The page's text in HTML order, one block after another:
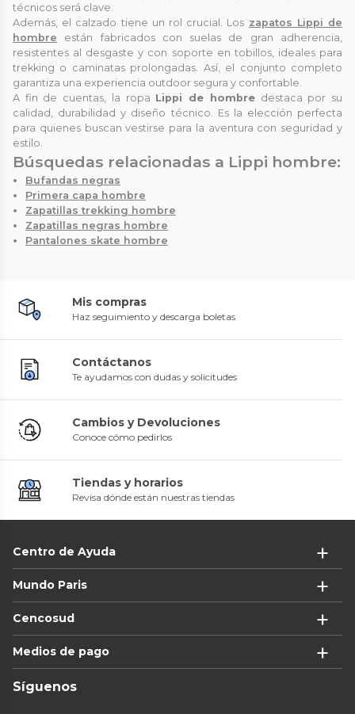
técnicos será clave.
Además, el calzado tiene un rol crucial. Los zapatos Lippi de
hombre están fabricados con suelas de gran adherencia,
resistentes al desgaste y con soporte en tobillos, ideales para
trekking o caminatas prolongadas. Así, el conjunto completo
garantiza una experiencia outdoor segura y confortable.
A fin de cuentas, la ropa Lippi de hombredestaca por su
calidad, durabilidad y diseño técnico. Es la elección perfecta
para quienes buscan vestirse para la aventura con seguridad y
estilo.
Búsquedas relacionadas a Lippi hombre:
Bufandas negras
Primera capa hombre
Zapatillas trekking hombre
Zapatillas negras hombre
Pantalones skate hombre
Mis compras
Haz seguimiento y descarga boletas
Contáctanos
Te ayudamos con dudas y solicitudes
Cambios y Devoluciones
Conoce cómo pedirlos
Tiendas y horarios
Revisa dónde están nuestras tiendas
Centro de Ayuda
Mundo Paris
Cencosud
Medios de pago
Síguenos